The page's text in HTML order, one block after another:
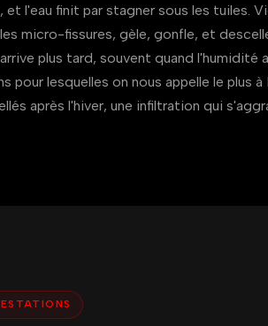
et l'eau finit par stagner sous les tuiles.
micro-fissures, gèle, gonfle, et
plus tard, souvent quand l'humidité
pour lesquelles on nous appelle le plus
après l'hiver, une infiltration qui